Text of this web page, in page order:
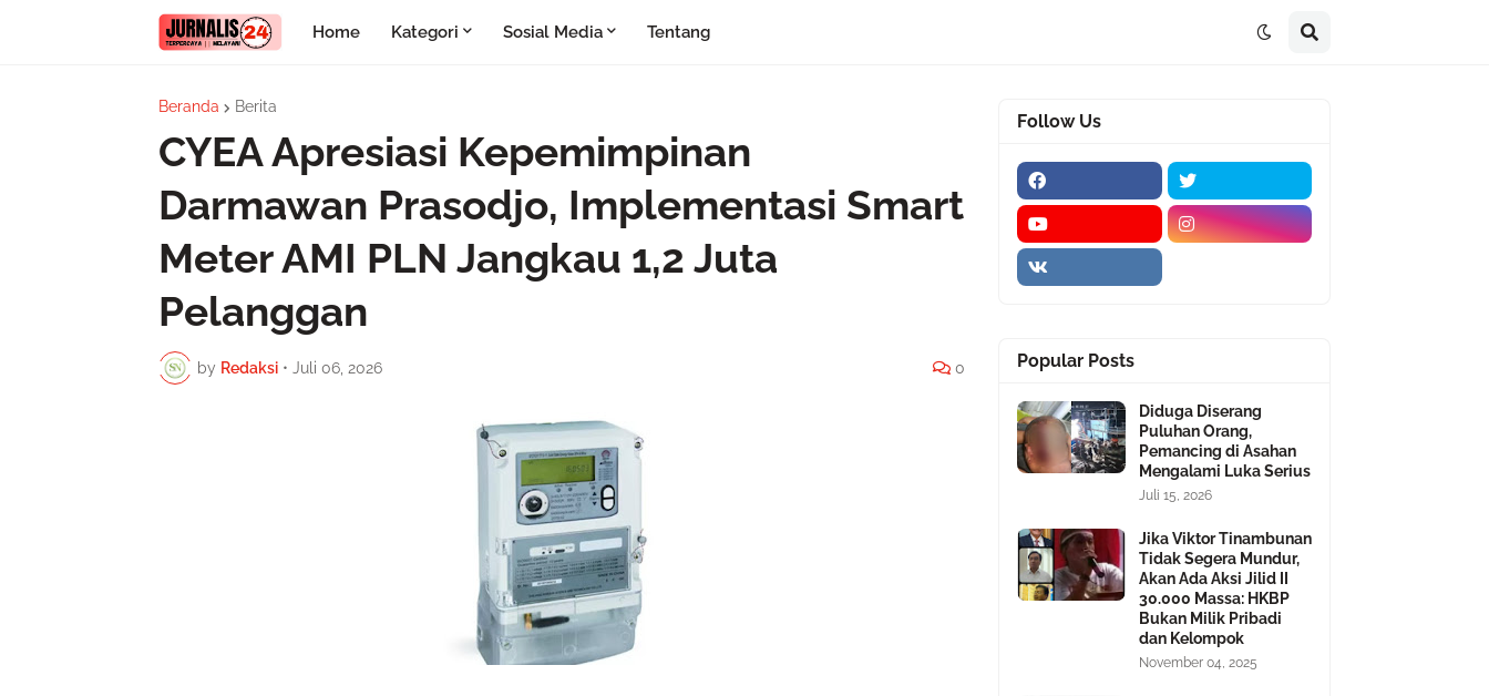
Home Kategori Sosial Media Tentang
Beranda Berita
CYEA Apresiasi Kepemimpinan
Darmawan Prasodjo, Implementasi Smart
Meter AMI PLN Jangkau 1,2 Juta
Pelanggan
by Redaksi • Juli 06, 2026 0
Follow Us
Popular Posts
Diduga Diserang
Puluhan Orang,
Pemancing di Asahan
Mengalami Luka Serius
Juli 15, 2026
Jika Viktor Tinambunan
Tidak Segera Mundur,
Akan Ada Aksi Jilid II
30.000 Massa: HKBP
Bukan Milik Pribadi
dan Kelompok
November 04, 2025